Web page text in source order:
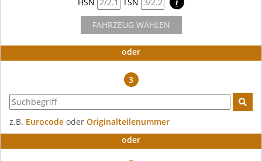
FAHRZEUG WÄHLEN
oder
3
z.B. Eurocode oder Originalteilenummer
oder